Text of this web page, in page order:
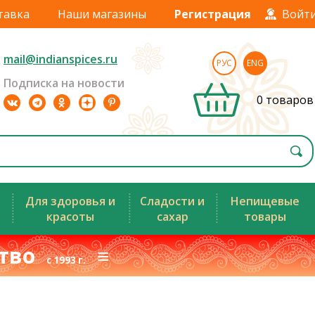
Наши магазины Регистрация
mail@indianspices.ru
Подписка на новости
РУС ENG
0 товаров
Для здоровья и
красоты
Сладости и
сахар
Непищевые
товары
с 1993 г.≡